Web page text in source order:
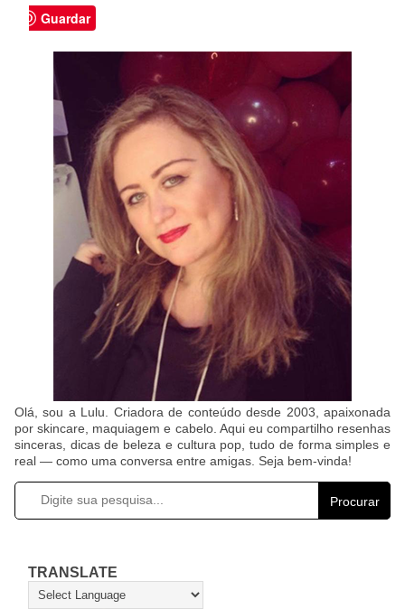
Guardar
Olá, sou a Lulu. Criadora de conteúdo desde 2003, apaixonada
por skincare, maquiagem e cabelo. Aqui eu compartilho resenhas
sinceras, dicas de beleza e cultura pop, tudo de forma simples e
real — como uma conversa entre amigas. Seja bem-vinda!
Procurar
TRANSLATE